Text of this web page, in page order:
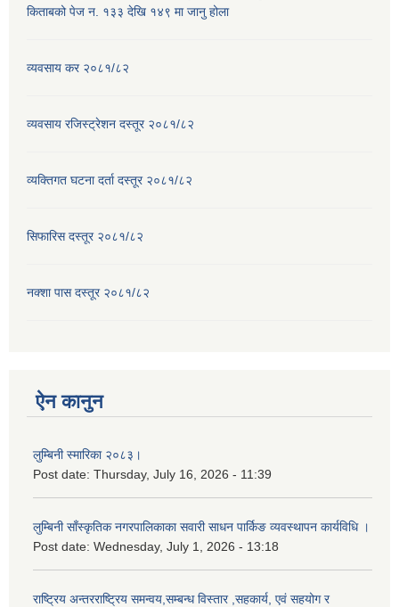
किताबको पेज न. १३३ देखि १४९ मा जानु होला
व्यवसाय कर २०८१/८२
व्यवसाय रजिस्ट्रेशन दस्तूर २०८१/८२
व्यक्तिगत घटना दर्ता दस्तूर २०८१/८२
सिफारिस दस्तूर २०८१/८२
नक्शा पास दस्तूर २०८१/८२
ऐन कानुन
लुम्बिनी स्मारिका २०८३।
Post date: Thursday, July 16, 2026 - 11:39
लुम्बिनी साँस्कृतिक नगरपालिकाका सवारी साधन पार्किङ व्यवस्थापन कार्यविधि ।
Post date: Wednesday, July 1, 2026 - 13:18
राष्ट्रिय अन्तरराष्ट्रिय समन्वय,सम्बन्ध विस्तार ,सहकार्य, एवं सहयोग र